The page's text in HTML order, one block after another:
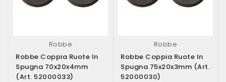
Robbe
Robbe Coppia Ruote In
Spugna 70x20x4mm
(art. 52000033)
Robbe
Robbe Coppia Ruote In
Spugna 75x20x3mm (art.
52000030)